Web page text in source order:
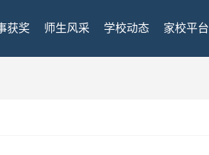
获奖 师生风采 学校动态 家校平台